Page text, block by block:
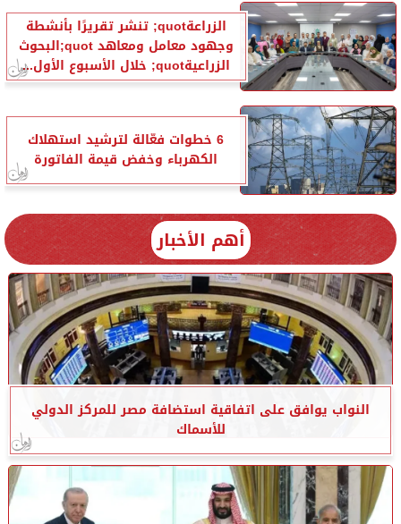
الزراعةquot; تنشر تقريرًا بأنشطة
وجهود معامل ومعاهد quot;البحوث
الزراعيةquot; خلال الأسبوع الأول...
6 خطوات فعّالة لترشيد استهلاك
الكهرباء وخفض قيمة الفاتورة
أهم الأخبار
النواب يوافق على اتفاقية استضافة مصر للمركز الدولي
للأسماك